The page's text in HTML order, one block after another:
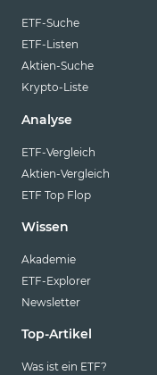
ETF-Suche
ETF-Listen
Aktien-Suche
Krypto-Liste
Analyse
ETF-Vergleich
Aktien-Vergleich
ETF Top Flop
Wissen
Akademie
ETF-Explorer
Newsletter
Top-Artikel
Was ist ein ETF?